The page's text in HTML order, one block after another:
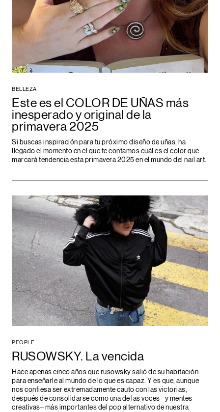
BELLEZA
Este es el COLOR DE UÑAS más
inesperado y original de la
primavera 2025
Si buscas inspiración para tu próximo diseño de uñas, ha
llegado el momento en el que te contamos cuál es el color que
marcará tendencia esta primavera 2025 en el mundo del nail art.
PEOPLE
RUSOWSKY. La vencida
Hace apenas cinco años que rusowsky salió de su habitación
para enseñarle al mundo de lo que es capaz. Y es que, aunque
nos confiesa ser extremadamente cauto con las victorias,
después de consolidarse como una de las voces –y mentes
creativas– más importantes del pop alternativo de nuestra